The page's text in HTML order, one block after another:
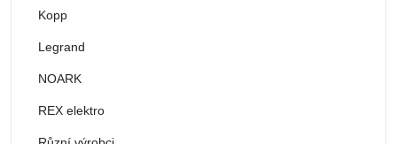
Kopp
Legrand
NOARK
REX elektro